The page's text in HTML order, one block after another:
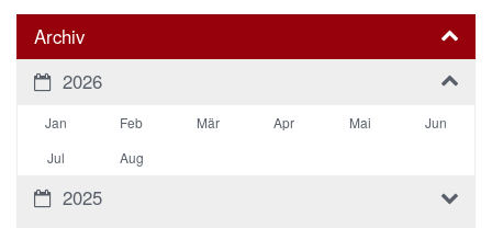
Archiv
2026
Jan Feb Mär Apr Mai
Jun
Jul
Aug
2025